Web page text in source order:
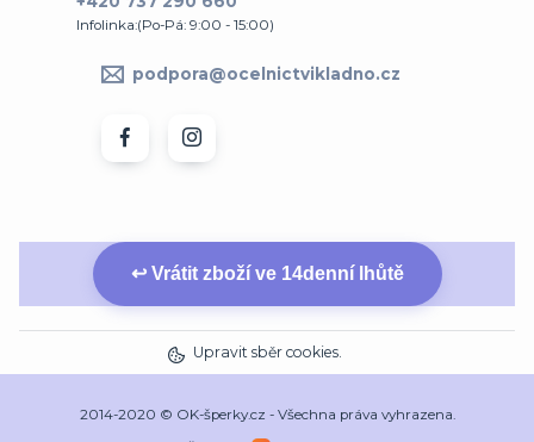
Infolinka:(Po-Pá: 9:00 - 15:00)
podpora@ocelnictvikladno.cz
↩ Vrátit zboží ve 14denní lhůtě
Upravit sběr cookies.
2014-2020 © OK-šperky.cz - Všechna práva vyhrazena.